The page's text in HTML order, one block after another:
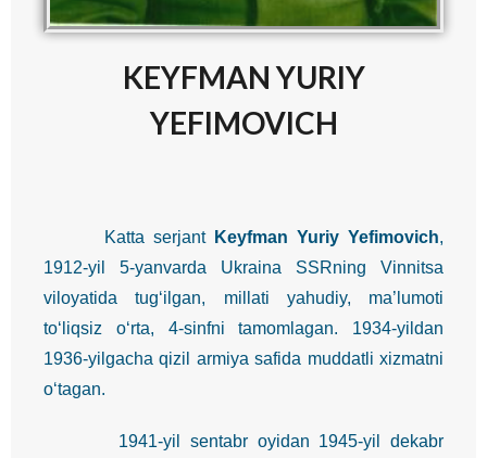
KEYFMAN YURIY
YEFIMOVICH
Katta serjantKeyfman Yuriy Yefimovich,
1912-yil 5-yanvarda Ukraina SSRning Vinnitsa
viloyatida tug‘ilgan, millati yahudiy, ma’lumoti
to‘liqsiz o‘rta, 4-sinfni tamomlagan. 1934-yildan
1936-yilgacha qizil armiya safida muddatli xizmatni
o‘tagan.
1941-yil sentabr oyidan 1945-yil dekabr